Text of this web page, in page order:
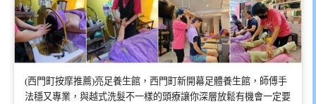
(西門町按摩推薦)亮足養生館，西門町新開幕足體養生館，師傅手
法穩又專業，與越式洗髮不一樣的頭療讓你深層放鬆有機會一定要